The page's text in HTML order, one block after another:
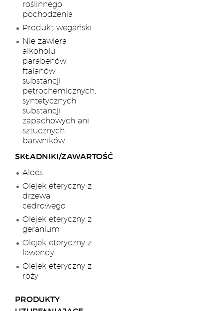
roślinnego
pochodzenia
Produkt wegański
Nie zawiera
alkoholu,
parabenów,
ftalanów,
substancji
petrochemicznych,
syntetycznych
substancji
zapachowych ani
sztucznych
barwników
SKŁADNIKI/ZAWARTOŚĆ
Aloes
Olejek eteryczny z
drzewa
cedrowego
Olejek eteryczny z
geranium
Olejek eteryczny z
lawendy
Olejek eteryczny z
róży
PRODUKTY